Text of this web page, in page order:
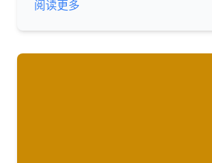
阅读更多